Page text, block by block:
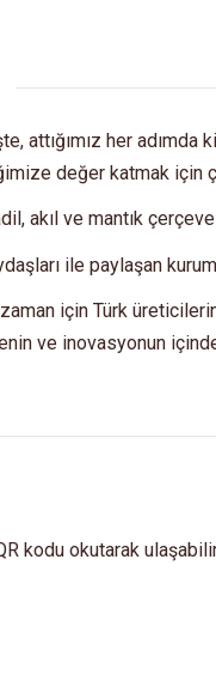
attığımız her
değer katmak için
akıl ve mantık
ile paylaşan
için Türk
ve inovasyonun
kodu okutarak